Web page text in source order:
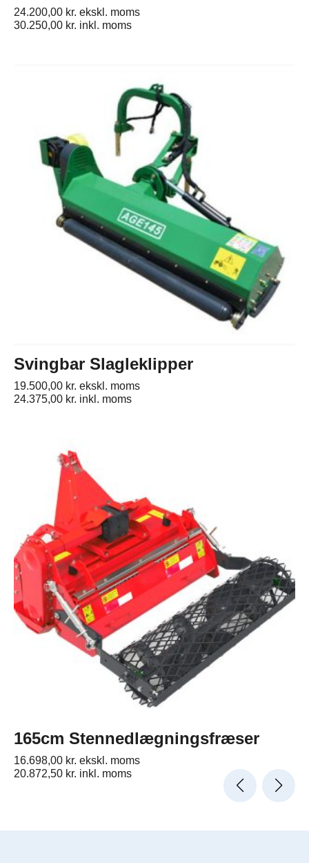
24.200,00 kr. ekskl. moms
30.250,00 kr. inkl. moms
Svingbar Slagleklipper
19.500,00 kr. ekskl. moms
24.375,00 kr. inkl. moms
165cm Stennedlægningsfræser
16.698,00 kr. ekskl. moms
20.872,50 kr. inkl. moms